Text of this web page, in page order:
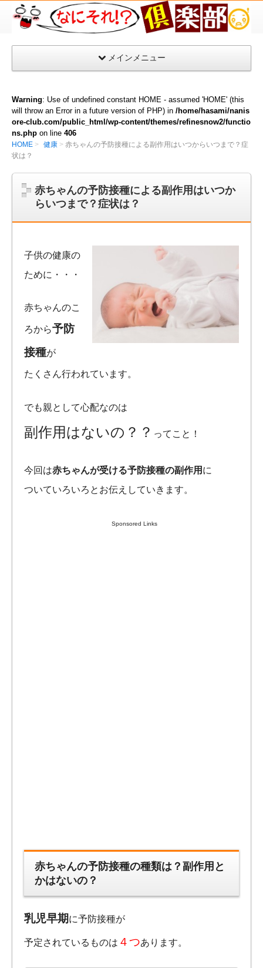
な
そ
部
メインメニュー
Warning: Use of undefined constant HOME - assumed 'HOME' (this
will throw an Error in a future version of PHP) in /home/hasami/nanis
ore-club.com/public_html/wp-content/themes/refinesnow2/functio
ns.php on line 406
HOME 健康
赤ちゃんの予防接種による副作用はいつからいつまで？症
状は？
赤ちゃんの予防接種による副作用はいつか
らいつまで？症状は？
子供の健康の
ために・・・
赤ちゃんのこ
ろから予防
接種が
たくさん行われています。
でも親として心配なのは
副作用はないの？？ ってこと！
今回は赤ちゃんが受ける予防接種の副作用 に
ついていろいろとお伝えしていきます。
Sponsored Links
赤ちゃんの予防接種の種類は？副作用と
かはないの？
乳児早期に予防接種が
予定されているものは ４つあります。